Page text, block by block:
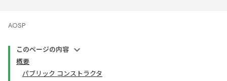
AOSP
このページの内容
概要
パブリック コンストラクタ